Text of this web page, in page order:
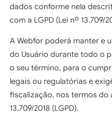
dados conforme nela
com a LGPD (Lei nº 13.709/
A Webfor poderá manter e
do Usuário durante todo o
o seu término, para o
legais ou regulatórias e
fiscalização, nos termos do
13.709/2018 (LGPD).